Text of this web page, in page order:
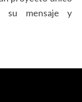
su mensaje y